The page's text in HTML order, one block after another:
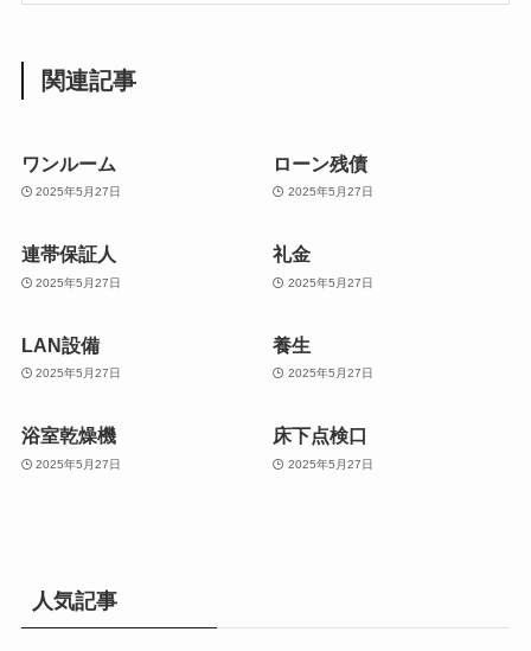
関連記事
ワンルーム
2025年5月27日
ローン残債
2025年5月27日
連帯保証人
2025年5月27日
礼金
2025年5月27日
LAN設備
2025年5月27日
養生
2025年5月27日
浴室乾燥機
2025年5月27日
床下点検口
2025年5月27日
人気記事